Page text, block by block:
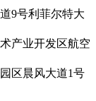
9号利菲尔特大
产业开发区航空
区晨风大道1号